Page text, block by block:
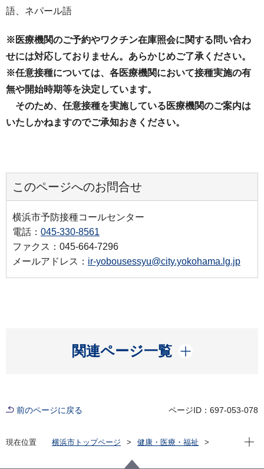
語、ネパール語
※医療機関のご予約やワクチン在庫照会に関する問い合わ
せには対応しておりません。あらかじめご了承ください。
※任意接種については、各医療機関において接種実施の有
無や開始時期等を決定しています。
そのため、任意接種を実施している医療機関のご案内は
いたしかねますのでご承知おきください。
このページへのお問合せ
横浜市予防接種コールセンター
電話： 045-330-8561
ファクス：045-664-7296
メールアドレス： ir-yobousessyu@city.yokohama.lg.jp
関連ページ一覧
開く
前のページに戻る ページID：697-053-078
現在位置 横浜市トップページ
健康・医療・福祉
成人・妊婦・高齢者の予防接種
現在